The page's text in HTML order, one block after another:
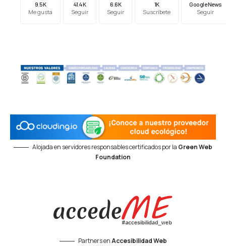
9.5K
Me gusta
41.4K
Seguir
6.6K
Seguir
1K
Suscríbete
Google News
Seguir
Alojada en servidores responsables certificados por la Green Web
Foundation
Partners enAccesibilidad Web